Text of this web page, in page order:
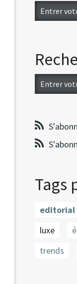
Tags
editorial
luxe
trends